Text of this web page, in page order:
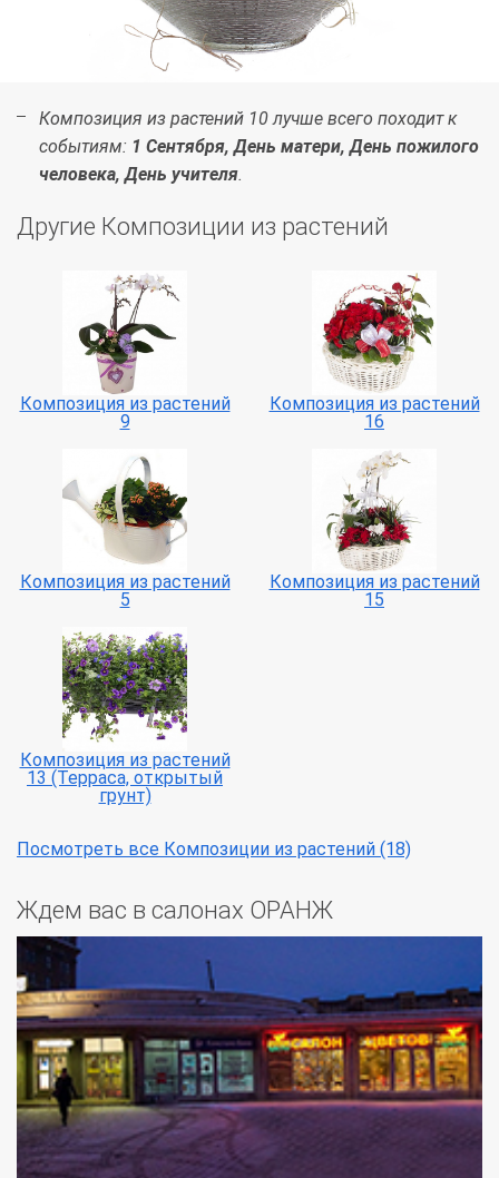
Композиция из растений 10 лучше всего походит к
событиям: 1 Сентября, День матери, День пожилого
человека, День учителя.
Другие Композиции из растений
Композиция из растений
9
Композиция из растений
16
Композиция из растений
5
Композиция из растений
15
Композиция из растений
13 (Терраса, открытый
грунт)
Посмотреть все Композиции из растений (18)
Ждем вас в салонах ОРАНЖ